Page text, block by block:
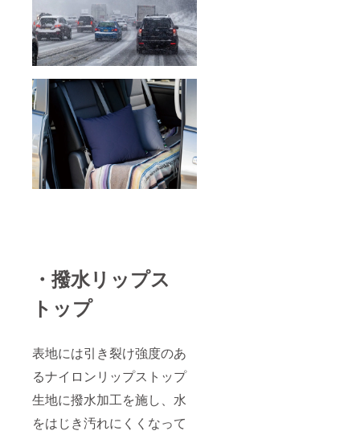
・撥水リップス
トップ
表地には引き裂け強度のあ
るナイロンリップストップ
生地に撥水加工を施し、水
をはじき汚れにくくなって